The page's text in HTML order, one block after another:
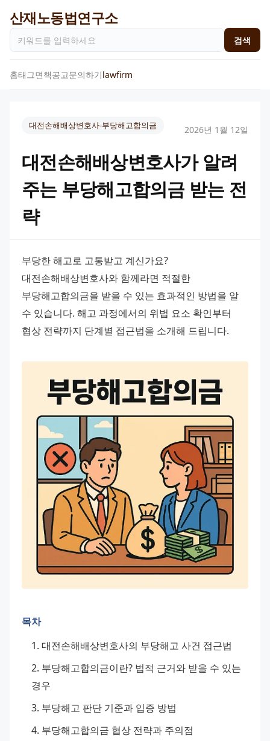
산재노동법연구소
검색
홈태그면책공고문의하기lawfirm
대전손해배상변호사-부당해고합의금 2026년 1월 12일
대전손해배상변호사가 알려
주는 부당해고합의금 받는 전
략
부당한 해고로 고통받고 계신가요?
대전손해배상변호사와 함께라면 적절한
부당해고합의금을 받을 수 있는 효과적인 방법을 알
수 있습니다. 해고 과정에서의 위법 요소 확인부터
협상 전략까지 단계별 접근법을 소개해 드립니다.
목차
대전손해배상변호사의 부당해고 사건 접근법
부당해고합의금이란? 법적 근거와 받을 수 있는
경우
부당해고 판단 기준과 입증 방법
부당해고합의금 협상 전략과 주의점